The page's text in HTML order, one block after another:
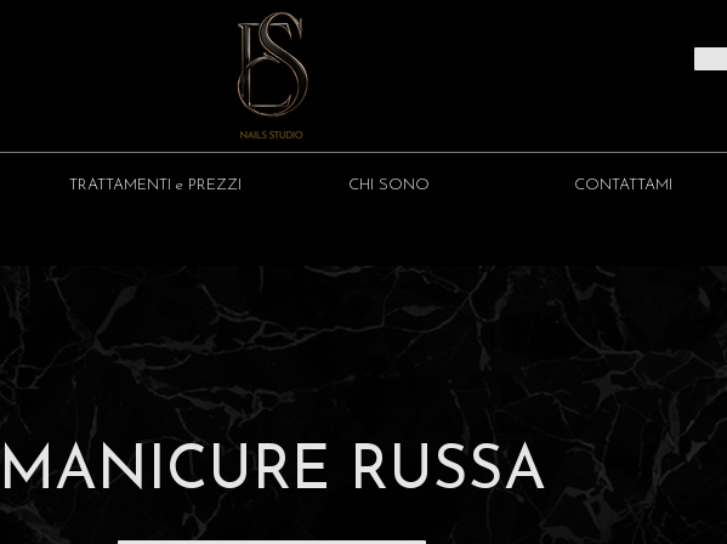
TRATTAMENTI e PREZZI CHI SONO CONTATTAMI
RUSSA